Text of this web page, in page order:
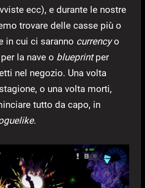
ecc), e durante le nostre
trovare delle casse più o
in cui ci saranno currencyo
la nave o blueprintper
nel negozio. Una volta
o una volta morti,
tutto da capo, in
.